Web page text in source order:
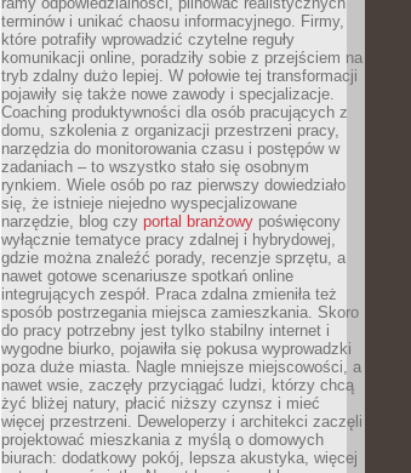
terminów i unikać chaosu informacyjnego. Firmy,
które potrafiły wprowadzić czytelne reguły
komunikacji online, poradziły sobie z przejściem na
tryb zdalny dużo lepiej. W połowie tej transformacji
pojawiły się także nowe zawody i specjalizacje.
Coaching produktywności dla osób pracujących z
domu, szkolenia z organizacji przestrzeni pracy,
narzędzia do monitorowania czasu i postępów w
zadaniach – to wszystko stało się osobnym
rynkiem. Wiele osób po raz pierwszy dowiedziało
się, że istnieje niejedno wyspecjalizowane
narzędzie, blog czy portal branżowy poświęcony
wyłącznie tematyce pracy zdalnej i hybrydowej,
gdzie można znaleźć porady, recenzje sprzętu, a
nawet gotowe scenariusze spotkań online
integrujących zespół. Praca zdalna zmieniła też
sposób postrzegania miejsca zamieszkania. Skoro
do pracy potrzebny jest tylko stabilny internet i
wygodne biurko, pojawiła się pokusa wyprowadzki
poza duże miasta. Nagle mniejsze miejscowości, a
nawet wsie, zaczęły przyciągać ludzi, którzy chcą
żyć bliżej natury, płacić niższy czynsz i mieć
więcej przestrzeni. Deweloperzy i architekci zaczęli
projektować mieszkania z myślą o domowych
biurach: dodatkowy pokój, lepsza akustyka, więcej